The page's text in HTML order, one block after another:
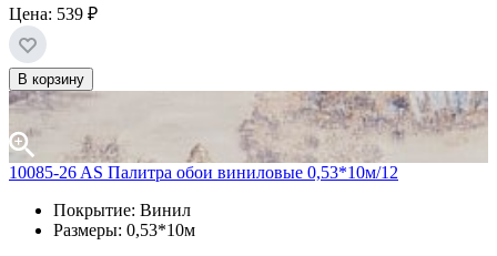
Цена: 539 ₽
В корзину
10085-26 AS Палитра обои виниловые 0,53*10м/12
Покрытие: Винил
Размеры: 0,53*10м